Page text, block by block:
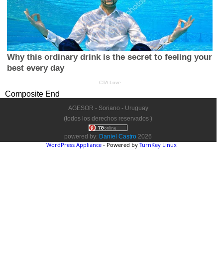
Composite End
AGESOR - Soriano - Uruguay
(todos los derechos reservados )
powered by: Daniel Castro 2026
WordPress Appliance - Powered by TurnKey Linux